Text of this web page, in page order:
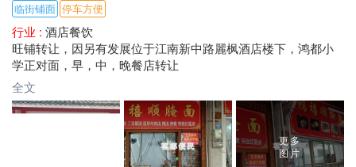
临街铺面 停车方便
行业 : 酒店餐饮
旺铺转让，因另有发展位于江南新中路麗枫酒店楼下，鸿都小
学正对面，早，中，晚餐店转让
全文
更多
图片